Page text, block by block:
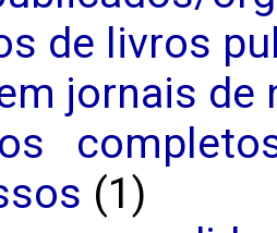
de livros
jornais
(1)